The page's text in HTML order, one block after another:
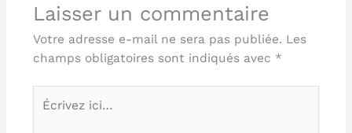
Laisser un commentaire
Votre adresse e-mail ne sera pas publiée. Les
champs obligatoires sont indiqués avec *
ici…